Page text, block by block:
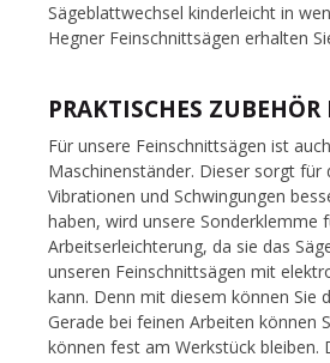
Sägeblattwechsel kinderleicht in
Hegner Feinschnittsägen erhalten
PRAKTISCHES
Für unsere Feinschnittsägen ist
Maschinenständer. Dieser sorgt
Vibrationen und Schwingungen
haben, wird unsere Sonderklemme
Arbeitserleichterung, da sie das
unseren Feinschnittsägen mit
kann. Denn mit diesem können Sie
Gerade bei feinen Arbeiten können
können fest am Werkstück bleiben.